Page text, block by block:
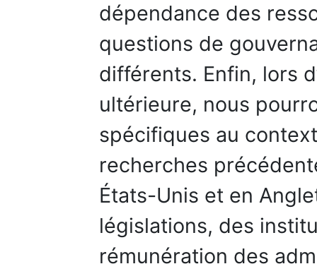
dépendance des
questions de
différents. Enfin, lors
ultérieure, nous
spécifiques au
recherches
États-Unis et en
législations, des
rémunération des